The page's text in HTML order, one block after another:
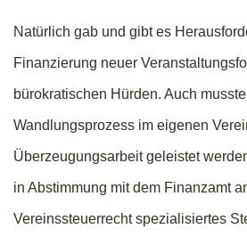
Natürlich gab und gibt es
Finanzierung neuer
bürokratischen Hürden. Auch
Wandlungsprozess im eigenen
Überzeugungsarbeit geleistet
in Abstimmung mit dem Finanzamt
Vereinssteuerrecht spezialisiertes